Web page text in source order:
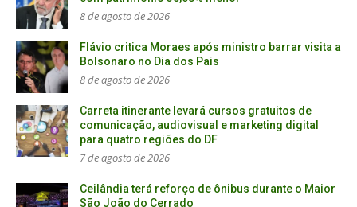
8 de agosto de 2026
Flávio critica Moraes após ministro barrar visita a
Bolsonaro no Dia dos Pais
8 de agosto de 2026
Carreta itinerante levará cursos gratuitos de
comunicação, audiovisual e marketing digital
para quatro regiões do DF
7 de agosto de 2026
Ceilândia terá reforço de ônibus durante o Maior
São João do Cerrado